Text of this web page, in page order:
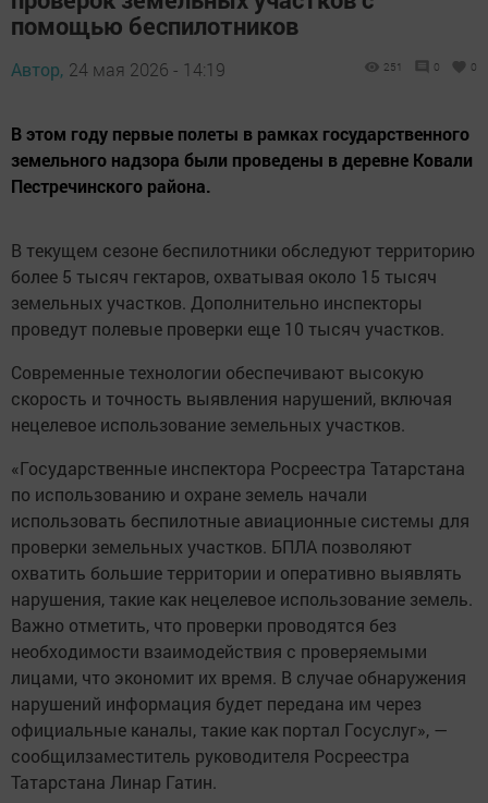
помощью беспилотников
Автор, 24 мая 2026 - 14:19 251 0 0
В этом году первые полеты в рамках государственного
земельного надзора были проведены в деревне Ковали
Пестречинского района.
В текущем сезоне беспилотники обследуют территорию
более 5 тысяч гектаров, охватывая около 15 тысяч
земельных участков. Дополнительно инспекторы
проведут полевые проверки еще 10 тысяч участков.
Современные технологии обеспечивают высокую
скорость и точность выявления нарушений, включая
нецелевое использование земельных участков.
«Государственные инспектора Росреестра Татарстана
по использованию и охране земель начали
использовать беспилотные авиационные системы для
проверки земельных участков. БПЛА позволяют
охватить большие территории и оперативно выявлять
нарушения, такие как нецелевое использование земель.
Важно отметить, что проверки проводятся без
необходимости взаимодействия с проверяемыми
лицами, что экономит их время. В случае обнаружения
нарушений информация будет передана им через
официальные каналы, такие как портал Госуслуг», —
сообщилзаместитель руководителя Росреестра
Татарстана Линар Гатин.